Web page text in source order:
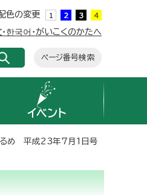
色の変更
한국어・がいこくのかたへ
ページ番号検索
イベント
るめ 平成23年7月1日号